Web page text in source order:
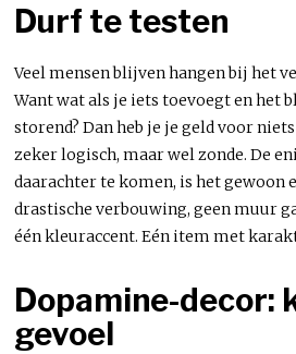
Durf te testen
Veel mensen blijven hangen bij het
Want wat als je iets toevoegt en het
storend? Dan heb je je geld voor
zeker logisch, maar wel zonde. De
daarachter te komen, is het gewoon
drastische verbouwing, geen muur
één kleuraccent. Eén item met
Dopamine-decor:
gevoel